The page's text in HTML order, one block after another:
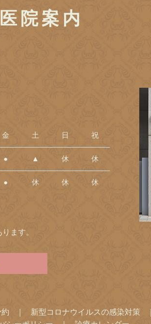
医院案内
金 土 日 祝
● ▲ 休 休
● 休 休 休
ます。
新型コロナウイルスの感染対策